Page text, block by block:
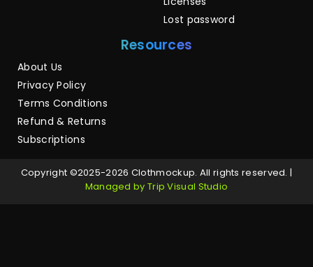
Lost password
Resources
About Us
Privacy Policy
Terms Conditions
Refund & Returns
Subscriptions
Copyright ©2025-2026 Clothmockup. All rights reserved. |
Managed by Trip Visual Studio